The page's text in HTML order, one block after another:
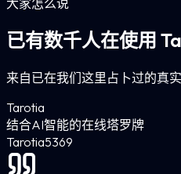
大家怎么说
已有数千人在使用
来自已在我们这里占卜过的真实
Tarotia
结合AI智能的在线塔罗牌
Tarotia5369